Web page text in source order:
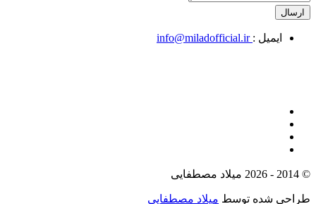
ایمیل : info@miladofficial.ir
© 2014 - 2026 میلاد مصطفایی
طراحی شده توسط میلاد مصطفایی